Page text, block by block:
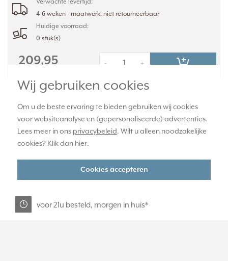
Wij gebruiken cookies
Om u de beste ervaring te bieden gebruiken wij cookies
voor websiteanalyse en (gepersonaliseerde) advertenties.
Lees meer in ons privacybeleid. Wilt u alleen noodzakelijke
cookies? Klik dan hier.
Cookies accepteren
Verwachte levertijd:
4-6 weken - maatwerk, niet retourneerbaar
Huidige voorraad:
0 stuk(s)
209,95 +
-
officiële JUNG dealer
365 dagen retourrecht
veilig kopen met kopersbescherming
voor 21u besteld, morgen in huis*